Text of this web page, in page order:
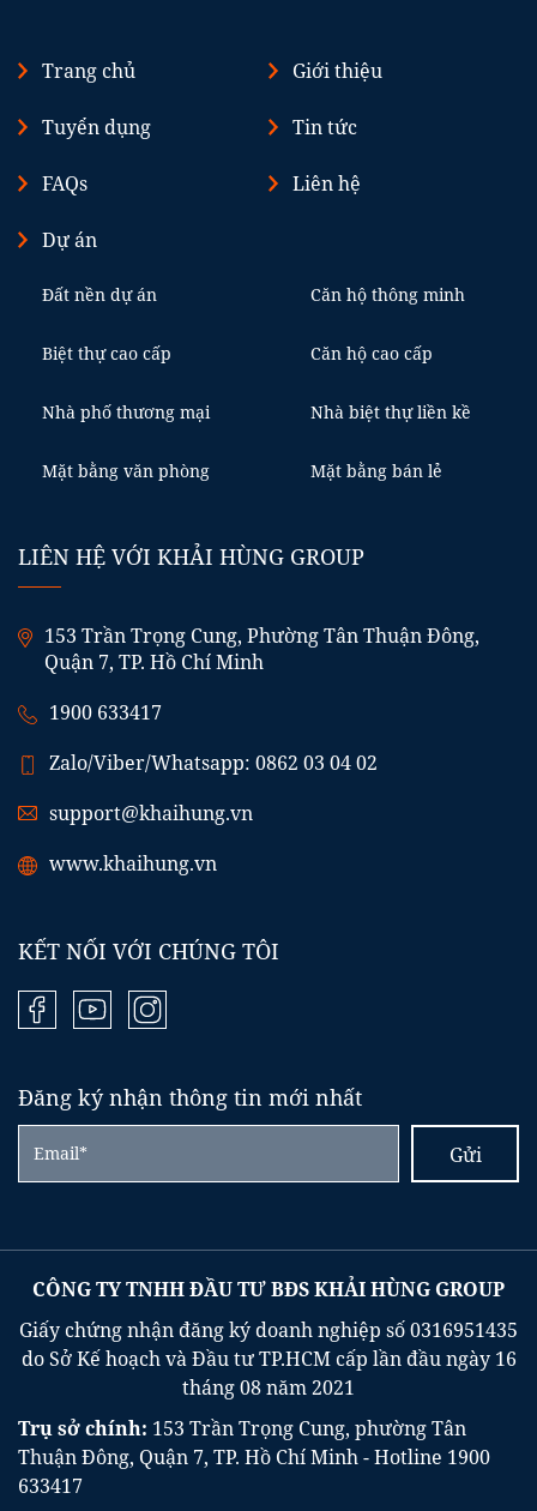
LIÊN HỆ VỚI KHẢI HÙNG GROUP
153 Trần Trọng Cung, Phường Tân Thuận Đông,
Quận 7, TP. Hồ Chí Minh
1900 633417
Zalo/Viber/Whatsapp: 0862 03 04 02
support@khaihung.vn
www.khaihung.vn
Trang chủ Giới thiệu
Tuyển dụng Tin tức
FAQs Liên hệ
Dự án
Đất nền dự án Căn hộ thông minh
Biệt thự cao cấp Căn hộ cao cấp
Nhà phố thương mại Nhà biệt thự liền kề
Mặt bằng văn phòng Mặt bằng bán lẻ
KẾT NỐI VỚI CHÚNG TÔI
Đăng ký nhận thông tin mới nhất
Gửi
CÔNG TY TNHH ĐẦU TƯ BĐS KHẢI HÙNG GROUP
Giấy chứng nhận đăng ký doanh nghiệp số 0316951435
do Sở Kế hoạch và Đầu tư TP.HCM cấp lần đầu ngày 16
tháng 08 năm 2021
Trụ sở chính: 153 Trần Trọng Cung, phường Tân
Thuận Đông, Quận 7, TP. Hồ Chí Minh - Hotline 1900
633417